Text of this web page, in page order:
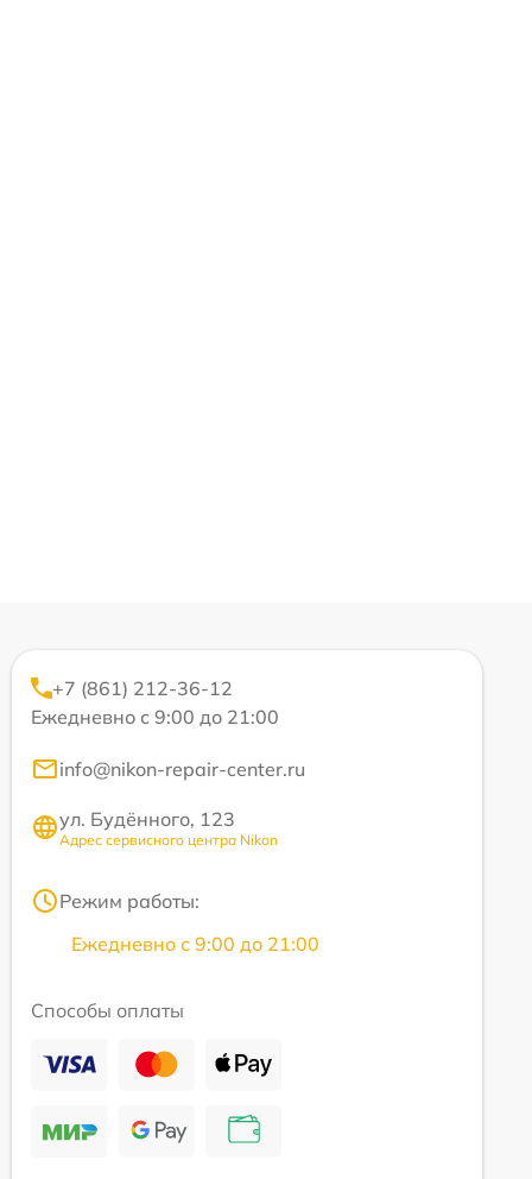
+7 (861) 212-36-12
Ежедневно с 9:00 до 21:00
info@nikon-repair-center.ru
ул. Будённого, 123
Адрес сервисного центра Nikon
Режим работы:
Ежедневно с 9:00 до 21:00
Способы оплаты